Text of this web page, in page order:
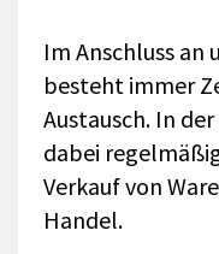
Im Anschluss an
besteht immer
Austausch. In
dabei
Verkauf von
Handel.